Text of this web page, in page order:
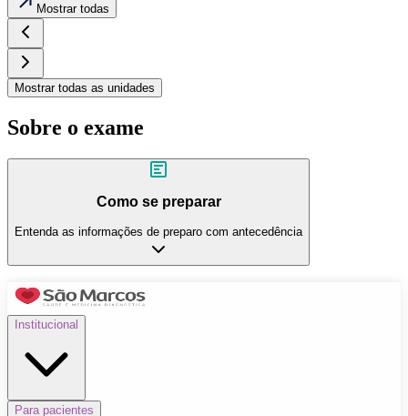
Mostrar todas
Mostrar todas as unidades
Sobre o exame
Como se preparar
Entenda as informações de preparo com antecedência
Institucional
Para pacientes